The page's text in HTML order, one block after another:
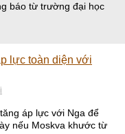
báo từ trường đại học
lực toàn diện với
áp lực với Nga để
nếu Moskva khước từ